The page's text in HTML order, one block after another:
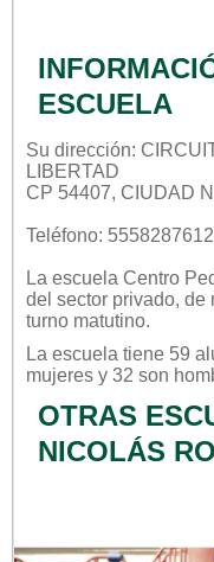
ESCUELA
Su dirección:
LIBERTAD
CP 54407, CIUDAD
Teléfono: 5558287612
La escuela Centro
del sector privado, de
turno matutino.
La escuela tiene 59
mujeres y 32 son
OTRAS
NICOLÁS